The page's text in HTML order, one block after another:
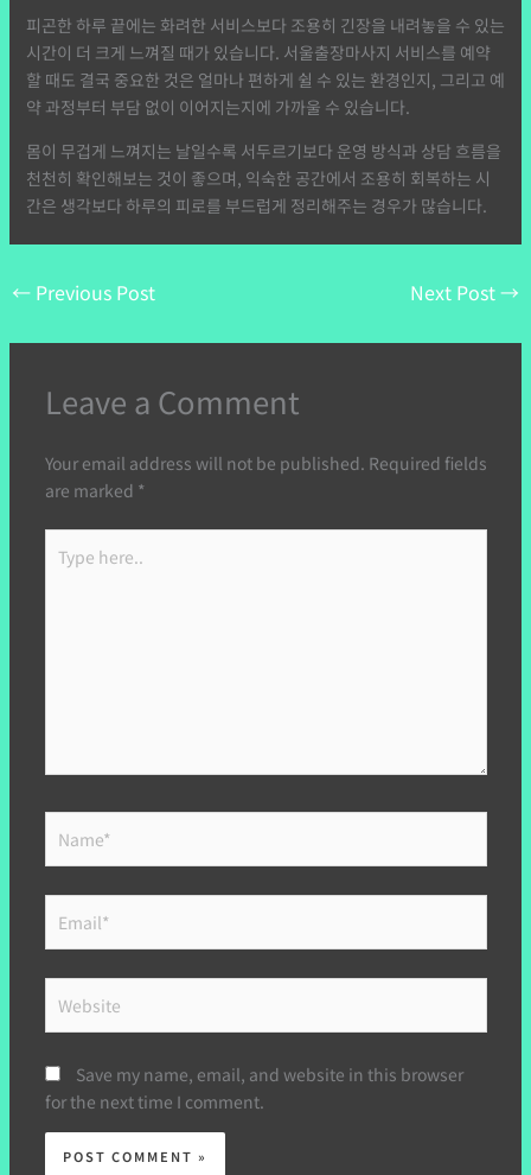
피곤한 하루 끝에는 화려한 서비스보다 조용히 긴장을 내려놓을 수 있는
시간이 더 크게 느껴질 때가 있습니다. 서울출장마사지 서비스를 예약
할 때도 결국 중요한 것은 얼마나 편하게 쉴 수 있는 환경인지, 그리고 예
약 과정부터 부담 없이 이어지는지에 가까울 수 있습니다.
몸이 무겁게 느껴지는 날일수록 서두르기보다 운영 방식과 상담 흐름을
천천히 확인해보는 것이 좋으며, 익숙한 공간에서 조용히 회복하는 시
간은 생각보다 하루의 피로를 부드럽게 정리해주는 경우가 많습니다.
←Previous Post Next Post→
Leave a Comment
Your email address will not be published. Required fields
are marked *
here..
Save my name, email, and website in this browser
for the next time I comment.